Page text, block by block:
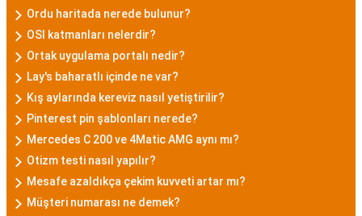
Ordu haritada nerede bulunur?
OSI katmanları nelerdir?
Ortak uygulama portalı nedir?
Lay's baharatlı içinde ne var?
Kış aylarında kereviz nasıl yetiştirilir?
Pinterest pin şablonları nerede?
Mercedes C 200 ve 4Matic AMG aynı mı?
Otizm testi nasıl yapılır?
Mesafe azaldıkça çekim kuvveti artar mı?
Müşteri numarası ne demek?